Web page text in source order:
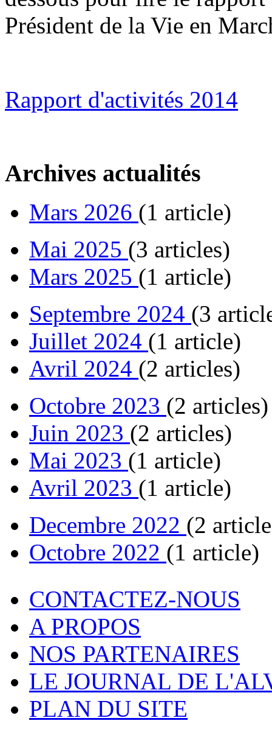
Président de la Vie en
Rapport d'activités 2014
Archives actualités
Mars 2026 (1 article)
Mai 2025 (3 articles)
Mars 2025 (1 article)
Septembre 2024 (3
Juillet 2024 (1 article)
Avril 2024 (2 articles)
Octobre 2023 (2 articles)
Juin 2023 (2 articles)
Mai 2023 (1 article)
Avril 2023 (1 article)
Decembre 2022 (2
Octobre 2022 (1 article)
CONTACTEZ-NOUS
A PROPOS
NOS PARTENAIRES
LE JOURNAL DE
PLAN DU SITE